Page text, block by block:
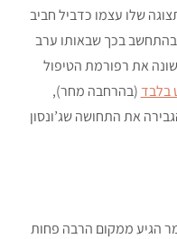
שלו עצמו כדביל חביב
בהתחשב בכך שבאותו ערב
את רפורמת הטיפול
(בהרחבה מחר),
את התחושה שג’ונסון
הגיע ממקום הרבה פחות